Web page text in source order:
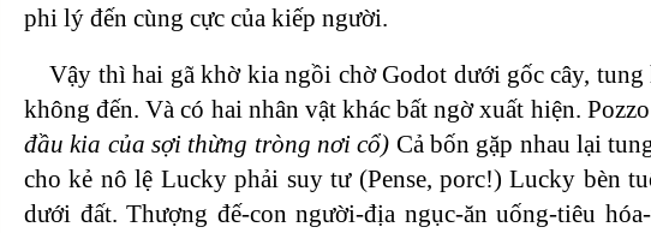
phi lý đến cùng cực của kiếp người.
Vậy thì hai gã khờ kia ngồi chờ Godot dưới gốc cây,
không đến. Và có hai nhân vật khác bất ngờ xuất hiện.
đầu kia của sợi thừng tròng nơi cổ) Cả bốn gặp nhau lại
cho kẻ nô lệ Lucky phải suy tư (Pense, porc!) Lucky bèn
dưới đất. Thượng đế-con người-địa ngục-ăn uống-tiêu